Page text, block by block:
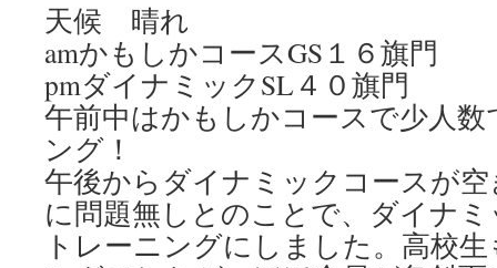
キ
ッ
プ
天候 晴れ
amかもしかコースGS１６旗門
pmダイナミックSL４０旗門
午前中はかもしかコースで少人
ング！
午後からダイナミックコースが
に問題無しとのことで、ダイナ
トレーニングにしました。高校